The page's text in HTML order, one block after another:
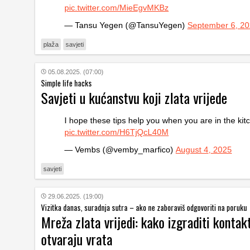
pic.twitter.com/MieEgvMKBz
— Tansu Yegen (@TansuYegen) September 6,
plaža savjeti
05.08.2025. (07:00)
Simple life hacks
Savjeti u kućanstvu koji zlata vrijede
I hope these tips help you when you are in the
pic.twitter.com/H6TjQcL40M
— Vembs (@vemby_marfico) August 4, 2025
savjeti
29.06.2025. (19:00)
Vizitka danas, suradnja sutra – ako ne zaboraviš odgovoriti na poruku
Mreža zlata vrijedi: kako izgraditi
otvaraju vrata